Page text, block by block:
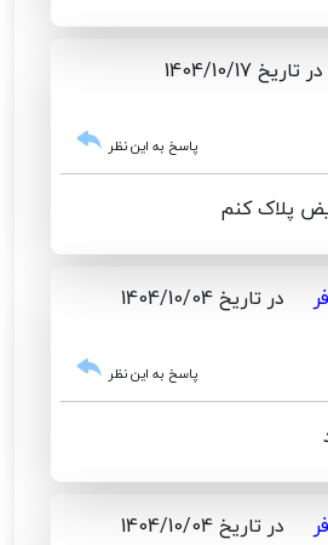
در تاریخ 1404/10/17
پاسخ به این نظر
پلاک کنم
در تاریخ 1404/10/04
پاسخ به این نظر
در تاریخ 1404/10/04